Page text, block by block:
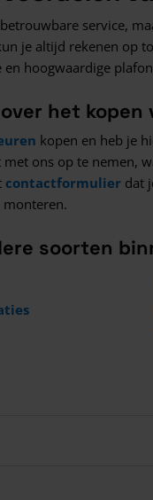
service,
je altijd rekenen op
hoogwaardige
het
kopen en heb je
ons op te nemen,
contactformulier dat
soorten